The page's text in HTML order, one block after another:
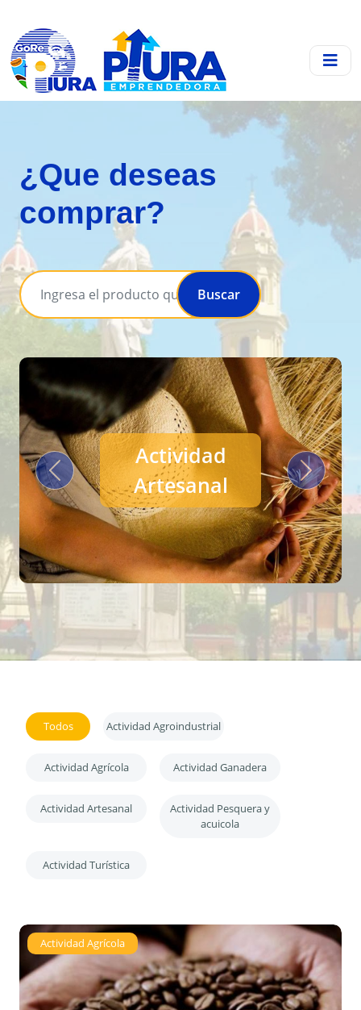
¿Que deseas
comprar?
Buscar
Actividad
Artesanal
Previous Next
Todos Actividad Agroindustrial
Actividad Agrícola Actividad Ganadera
Actividad Artesanal
Actividad Pesquera y
acuicola
Actividad Turística
Actividad Agrícola